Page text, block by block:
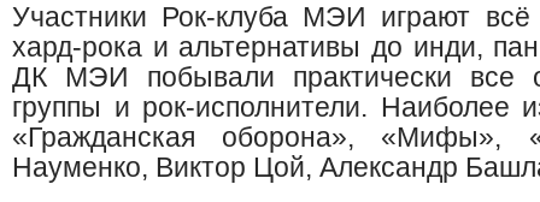
Участники Рок-клуба МЭИ играют всё
хард-рока и альтернативы до инди,
ДК МЭИ побывали практически все
группы и рок-исполнители. Наиболее
«Гражданская оборона», «Мифы»,
Науменко, Виктор Цой, Александр